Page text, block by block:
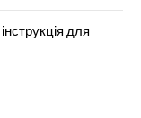
для